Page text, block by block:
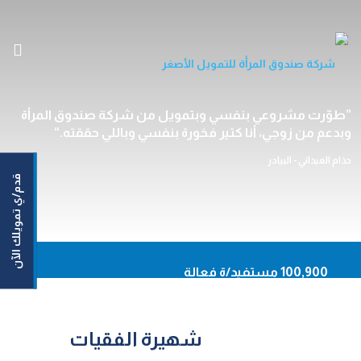
الرئيسية
من نحن
خدماتنا
En قدم/ي تمويلك الآن
حاسبة القروض
طوّرت مشروعي بنفسي وبتمويل من شركة صندوق المرأة
وبدعم من زوجي، أنا كتير فخورة بنفسي وباللي حققته.
حذام العيداني - البيادر
100,900 مستفيد/ة فعالة
شهيرة الفقيات